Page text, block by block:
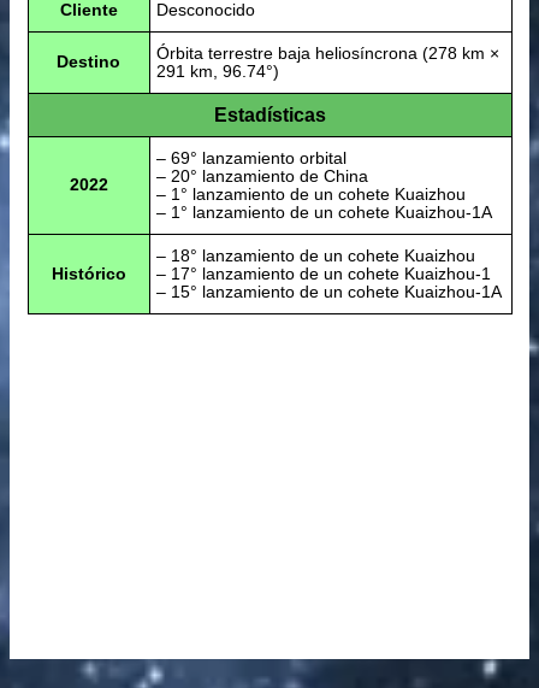
Cliente Desconocido
Destino
Órbita terrestre baja heliosíncrona (278 km ×
291 km, 96.74°)
Estadísticas
2022
– 69° lanzamiento orbital
– 20° lanzamiento de China
– 1° lanzamiento de un cohete Kuaizhou
– 1° lanzamiento de un cohete Kuaizhou-1A
Histórico
– 18° lanzamiento de un cohete Kuaizhou
– 17° lanzamiento de un cohete Kuaizhou-1
– 15° lanzamiento de un cohete Kuaizhou-1A